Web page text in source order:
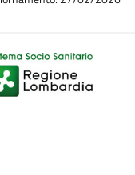
seleziona le 250
cure, inclusi
(medici,